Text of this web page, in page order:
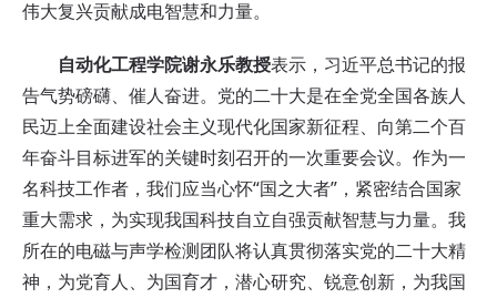
伟大复兴贡献成电智慧和力量。
自动化工程学院谢永乐教授表示，习近平总书记的报
告气势磅礴、催人奋进。党的二十大是在全党全国各族人
民迈上全面建设社会主义现代化国家新征程、向第二个百
年奋斗目标进军的关键时刻召开的一次重要会议。作为一
名科技工作者，我们应当心怀“国之大者”，紧密结合国家
重大需求，为实现我国科技自立自强贡献智慧与力量。我
所在的电磁与声学检测团队将认真贯彻落实党的二十大精
神，为党育人、为国育才，潜心研究、锐意创新，为我国